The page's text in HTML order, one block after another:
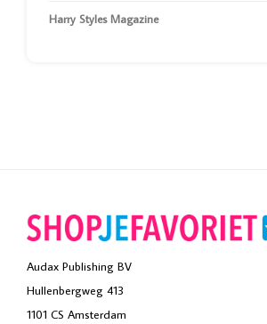
Harry Styles Magazine
Audax Publishing BV
Hullenbergweg 413
1101 CS Amsterdam